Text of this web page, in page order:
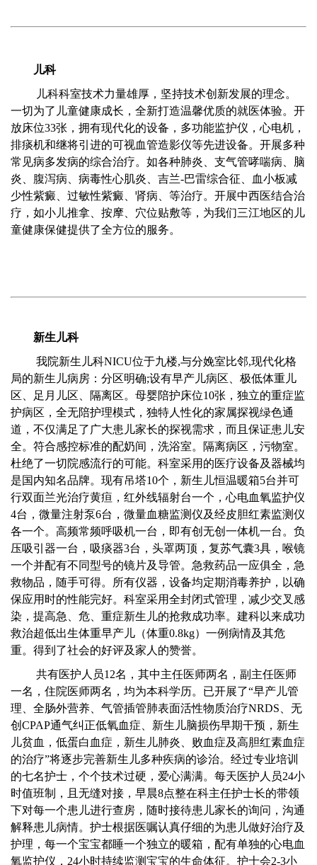
儿科
儿科科室技术力量雄厚，坚持技术创新发展的理念。
一切为了儿童健康成长，全新打造温馨优质的就医体验。开
放床位33张，拥有现代化的设备，多功能监护仪，心电机，
排痰机和继将引进的可视血管造影仪等先进设备。开展多种
常见病多发病的综合治疗。如各种肺炎、支气管哮喘病、脑
炎、腹泻病、病毒性心肌炎、吉兰-巴雷综合征、血小板减
少性紫癜、过敏性紫癜、肾病、等治疗。开展中西医结合治
疗，如小儿推拿、按摩、穴位贴敷等，为我们三江地区的儿
童健康保健提供了全方位的服务。
新生儿科
我院新生儿科NICU位于九楼,与分娩室比邻,现代化格
局的新生儿病房：分区明确;设有早产儿病区、极低体重儿
区、足月儿区、隔离区。母婴陪护床位10张，独立的重症监
护病区，全无陪护理模式，独特人性化的家属探视绿色通
道，不仅满足了广大患儿家长的探视需求，而且保证患儿安
全。符合感控标准的配奶间，洗浴室。隔离病区，污物室。
杜绝了一切院感流行的可能。科室采用的医疗设备及器械均
是国内知名品牌。现有吊塔10个，新生儿恒温暖箱5台并可
行双面兰光治疗黄疸，红外线辐射台一个，心电血氧监护仪
4台，微量注射泵6台，微量血糖监测仪及经皮胆红素监测仪
各一个。高频常频呼吸机一台，即有创无创一体机一台。负
压吸引器一台，吸痰器3台，头罩两顶，复苏气囊3具，喉镜
一个并配有不同型号的镜片及导管。急救药品一应俱全，急
救物品，随手可得。所有仪器，设备均定期消毒养护，以确
保应用时的性能完好。科室采用全封闭式管理，减少交叉感
染，提高急、危、重症新生儿的抢救成功率。建科以来成功
救治超低出生体重早产儿（体重0.8kg）一例病情及其危
重。得到了社会的好评及家人的赞誉。
共有医护人员12名，其中主任医师两名，副主任医师
一名，住院医师两名，均为本科学历。已开展了“早产儿管
理、全肠外营养、气管插管肺表面活性物质治疗NRDS、无
创CPAP通气纠正低氧血症、新生儿脑损伤早期干预，新生
儿贫血，低蛋白血症，新生儿肺炎、败血症及高胆红素血症
的治疗”将逐步完善新生儿多种疾病的诊治。经过专业培训
的七名护士，个个技术过硬，爱心满满。每天医护人员24小
时值班制，且无缝对接，早晨8点整在科主任护士长的带领
下对每一个患儿进行查房，随时接待患儿家长的询问，沟通
解释患儿病情。护士根据医嘱认真仔细的为患儿做好治疗及
护理，每一个宝宝都睡一个独立的暖箱，配有单独的心电血
氧监护仪，24小时持续监测宝宝的生命体征。护士会2-3小